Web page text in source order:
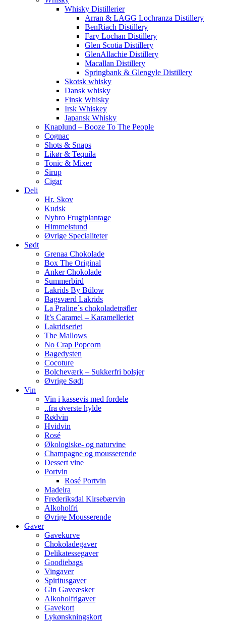
Whisky Distillerier
Arran & LAGG Lochranza Distillery
BenRiach Distillery
Fary Lochan Distillery
Glen Scotia Distillery
GlenAllachie Distillery
Macallan Distillery
Springbank & Glengyle Distillery
Skotsk whisky
Dansk whisky
Finsk Whisky
Irsk Whiskey
Japansk Whisky
Knaplund – Booze To The People
Cognac
Shots & Snaps
Likør & Tequila
Tonic & Mixer
Sirup
Cigar
Deli
Hr. Skov
Kudsk
Nybro Frugtplantage
Himmelstund
Øvrige Specialiteter
Sødt
Grenaa Chokolade
Box The Original
Anker Chokolade
Summerbird
Lakrids By Bülow
Bagsværd Lakrids
La Praline´s chokoladetrøfler
It’s Caramel – Karamelleriet
Lakridseriet
The Mallows
No Crap Popcorn
Bagedysten
Cocoture
Bolcheværk – Sukkerfri bolsjer
Øvrige Sødt
Vin
Vin i kassevis med fordele
..fra øverste hylde
Rødvin
Hvidvin
Rosé
Økologiske- og naturvine
Champagne og mousserende
Dessert vine
Portvin
Rosé Portvin
Madeira
Frederiksdal Kirsebærvin
Alkoholfri
Øvrige Mousserende
Gaver
Gavekurve
Chokoladegaver
Delikatessegaver
Goodiebags
Vingaver
Spiritusgaver
Gin Gaveæsker
Alkoholfrigaver
Gavekort
Lykønskningskort